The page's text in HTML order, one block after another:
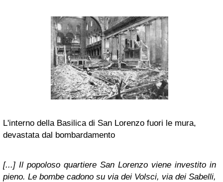
L'interno della Basilica di San Lorenzo fuori le mura,
devastata dal bombardamento
[...] Il popoloso quartiere San Lorenzo viene investito in
pieno. Le bombe cadono su via dei Volsci, via dei Sabelli,